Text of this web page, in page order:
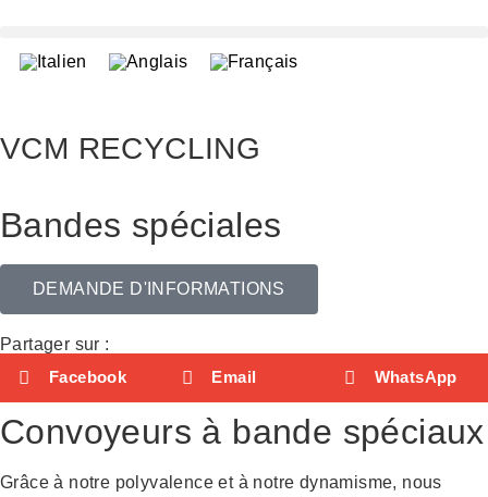
VCM RECYCLING
Bandes spéciales
DEMANDE D'INFORMATIONS
Partager sur :
Facebook
Email WhatsApp
Convoyeurs à bande spéciaux
Grâce à notre polyvalence et à notre dynamisme, nous